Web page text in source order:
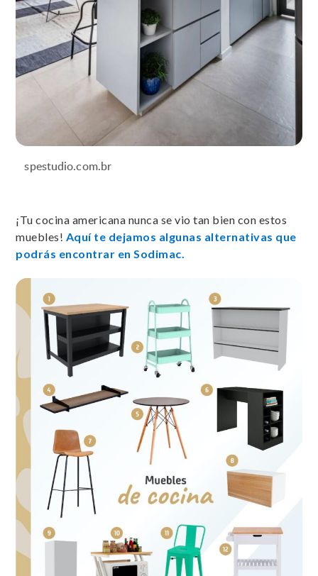
spestudio.com.br
¡Tu cocina americana nunca se vio tan bien con estos
muebles! Aquí te dejamos algunas alternativas que
podrás encontrar en Sodimac.